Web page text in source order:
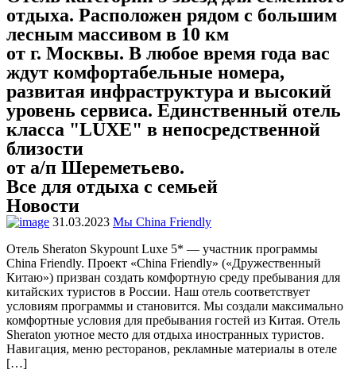
отдыха. Расположен рядом с большим
лесным массивом в 10 км
от г. Москвы. В любое время года вас
ждут комфортабельные номера,
развитая инфраструктура и высокий
уровень сервиса. Единственный отель
класса "LUXE" в непосредственной
близости
от а/п Шереметьево.
Все для отдыха с семьей
Новости
31.03.2023 Мы China Friendly
Отель Sheraton Skypount Luxe 5* — участник программы
China Friendly. Проект «China Friendly» («Дружественный
Китаю») призван создать комфортную среду пребывания для
китайских туристов в России. Наш отель соответствует
условиям программы и становится. Мы создали максимально
комфортные условия для пребывания гостей из Китая. Отель
Sheraton уютное место для отдыха иностранных туристов.
Навигация, меню ресторанов, рекламные материалы в отеле
[…]